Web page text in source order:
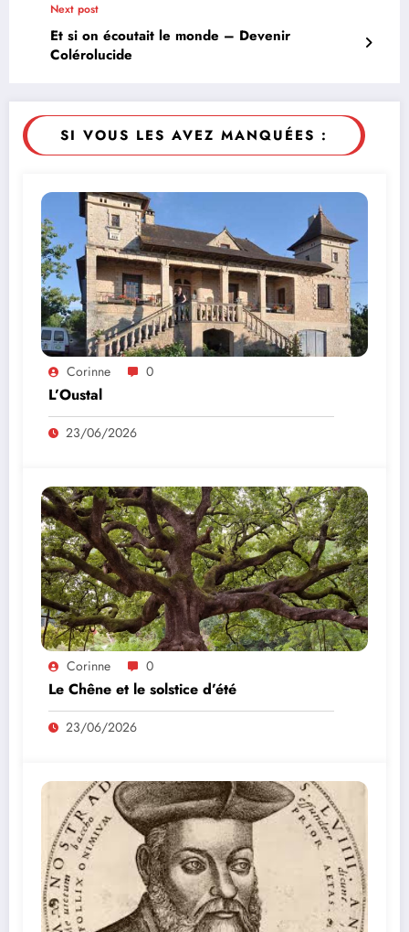
Next post
Et si on écoutait le monde – Devenir
Colérolucide
SI VOUS LES AVEZ MANQUÉES :
Corinne 0
L’Oustal
23/06/2026
Corinne 0
Le Chêne et le solstice d’été
23/06/2026